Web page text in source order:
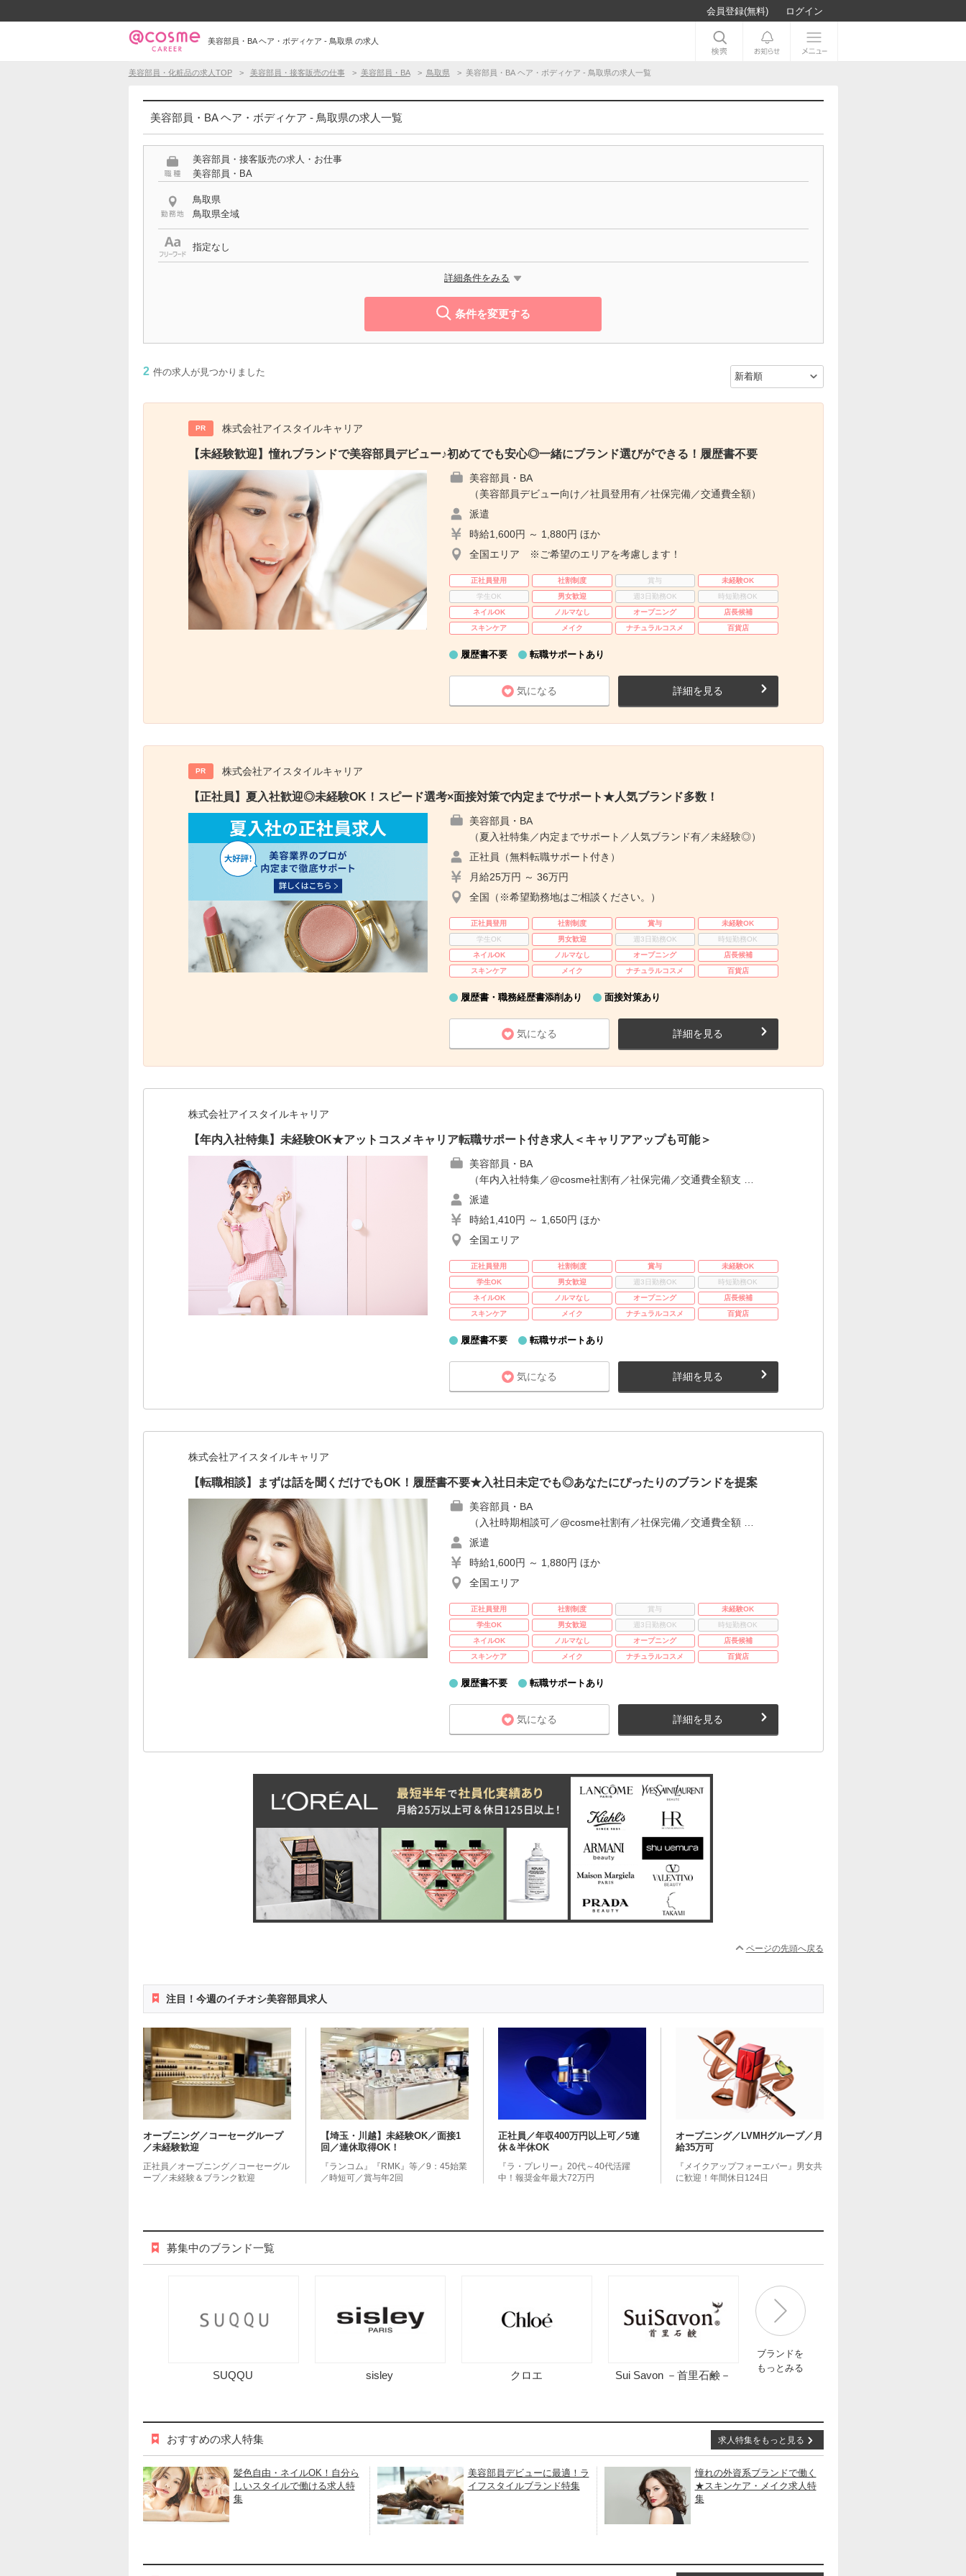
会員登録(無料) ログイン
美容部員・BA ヘア・ボディケア - 鳥取県 の求人
美容部員・化粧品の求人TOP 美容部員・接客販売の仕事 美容部員・BA 鳥取県 美容部員・BA ヘア・ボディケア - 鳥取県の求人一覧
美容部員・BA ヘア・ボディケア - 鳥取県の求人一覧
美容部員・接客販売の求人・お仕事
美容部員・BA
鳥取県
鳥取県全域
指定なし
詳細条件をみる
条件を変更する
2 件の求人が見つかりました
PR 株式会社アイスタイルキャリア
【未経験歓迎】憧れブランドで美容部員デビュー♪初めてでも安心◎一緒にブランド選びができる！履歴書不要
美容部員・BA
（美容部員デビュー向け／社員登用有／社保完備／交通費全額）
派遣
時給1,600円 ～ 1,880円 ほか
全国エリア ※ご希望のエリアを考慮します！
正社員登用 社割制度 賞与
未経験OK
学生OK
男女歓迎 週3日勤務OK
時短勤務OK
ネイルOK
ノルマなし オープニング
店長候補
スキンケア
メイク ナチュラルコスメ 百貨店
履歴書不要 転職サポートあり
気になる 詳細を見る
PR 株式会社アイスタイルキャリア
【正社員】夏入社歓迎◎未経験OK！スピード選考×面接対策で内定までサポート★人気ブランド多数！
美容部員・BA
（夏入社特集／内定までサポート／人気ブランド有／未経験◎）
正社員（無料転職サポート付き）
月給25万円 ～ 36万円
全国（※希望勤務地はご相談ください。）
正社員登用 社割制度 賞与
未経験OK
学生OK
男女歓迎 週3日勤務OK
時短勤務OK
ネイルOK
ノルマなし オープニング
店長候補
スキンケア
メイク ナチュラルコスメ 百貨店
履歴書・職務経歴書添削あり 面接対策あり
気になる 詳細を見る
株式会社アイスタイルキャリア
【年内入社特集】未経験OK★アットコスメキャリア転職サポート付き求人＜キャリアアップも可能＞
美容部員・BA
（年内入社特集／@cosme社割有／社保完備／交通費全額支 …
派遣
時給1,410円 ～ 1,650円 ほか
全国エリア
正社員登用 社割制度 賞与
未経験OK
学生OK
男女歓迎 週3日勤務OK
時短勤務OK
ネイルOK
ノルマなし オープニング
店長候補
スキンケア
メイク ナチュラルコスメ 百貨店
履歴書不要 転職サポートあり
気になる 詳細を見る
株式会社アイスタイルキャリア
【転職相談】まずは話を聞くだけでもOK！履歴書不要★入社日未定でも◎あなたにぴったりのブランドを提案
美容部員・BA
（入社時期相談可／@cosme社割有／社保完備／交通費全額 …
派遣
時給1,600円 ～ 1,880円 ほか
全国エリア
正社員登用 社割制度 賞与
未経験OK
学生OK
男女歓迎 週3日勤務OK
時短勤務OK
ネイルOK
ノルマなし オープニング
店長候補
スキンケア
メイク ナチュラルコスメ 百貨店
履歴書不要 転職サポートあり
気になる 詳細を見る
ページの先頭へ戻る
注目！今週のイチオシ美容部員求人
オープニング／コーセーグループ
／未経験歓迎
正社員／オープニング／コーセーグル
ープ／未経験＆ブランク歓迎
【埼玉・川越】未経験OK／面接1
回／連休取得OK！
『ランコム』『RMK』等／9：45始業
／時短可／賞与年2回
正社員／年収400万円以上可／5連
休＆半休OK
『ラ・プレリー』20代～40代活躍
中！報奨金年最大72万円
オープニング／LVMHグループ／月
給35万可
『メイクアップフォーエバー』男女共
に歓迎！年間休日124日
募集中のブランド一覧
SUQQU sisley クロエ Sui Savon －首里石鹸－
ブランドを
もっとみる
おすすめの求人特集
髪色自由・ネイルOK！自分ら
しいスタイルで働ける求人特
集
美容部員デビューに最適！ラ
イフスタイルブランド特集
憧れの外資系ブランドで働く
★スキンケア・メイク求人特
集
求人特集をもっと見る